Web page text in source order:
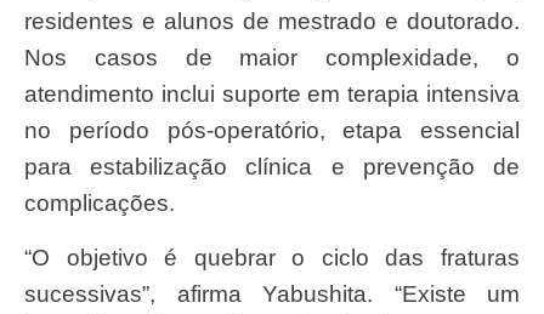
residentes e alunos de mestrado e doutorado.
Nos casos de maior complexidade, o
atendimento inclui suporte em terapia intensiva
no período pós-operatório, etapa essencial
para estabilização clínica e prevenção de
complicações.
“O objetivo é quebrar o ciclo das fraturas
sucessivas”, afirma Yabushita. “Existe um